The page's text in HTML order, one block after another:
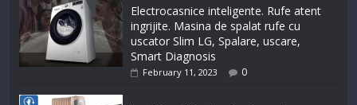
Electrocasnice inteligente. Rufe atent
ingrijite. Masina de spalat rufe cu
uscator Slim LG, Spalare, uscare,
Smart Diagnosis
February 11, 2023 0